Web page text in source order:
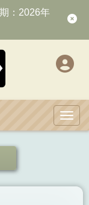
：2026年